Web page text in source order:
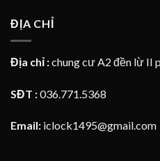
ĐỊA CHỈ
Địa chỉ :chung cư A2 đền lừ II
SĐT :036.771.5368
Email: iclock1495@gmail.com